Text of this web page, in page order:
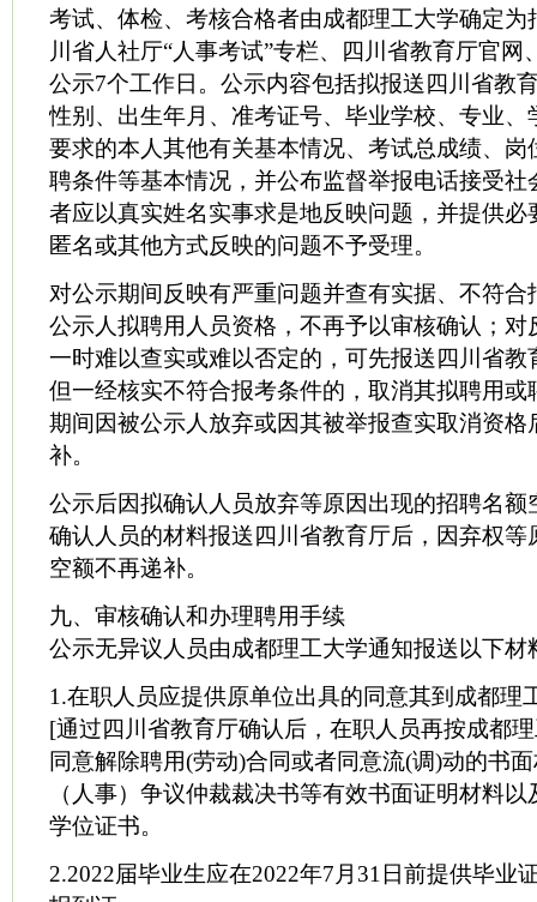
考试、体检、考核合格者由成都理工大学确定为
川省人社厅“人事考试”专栏、四川省教育厅官网
公示7个工作日。公示内容包括拟报送四川省教
性别、出生年月、准考证号、毕业学校、专业、
要求的本人其他有关基本情况、考试总成绩、岗
聘条件等基本情况，并公布监督举报电话接受社
者应以真实姓名实事求是地反映问题，并提供必
匿名或其他方式反映的问题不予受理。
对公示期间反映有严重问题并查有实据、不符合
公示人拟聘用人员资格，不再予以审核确认；对
一时难以查实或难以否定的，可先报送四川省教
但一经核实不符合报考条件的，取消其拟聘用或
期间因被公示人放弃或因其被举报查实取消资格
补。
公示后因拟确认人员放弃等原因出现的招聘名额
确认人员的材料报送四川省教育厅后，因弃权等
空额不再递补。
九、审核确认和办理聘用手续
公示无异议人员由成都理工大学通知报送以下材
1.在职人员应提供原单位出具的同意其到成都理
[通过四川省教育厅确认后，在职人员再按成都
同意解除聘用(劳动)合同或者同意流(调)动的书
（人事）争议仲裁裁决书等有效书面证明材料
学位证书。
2.2022届毕业生应在2022年7月31日前提供毕业